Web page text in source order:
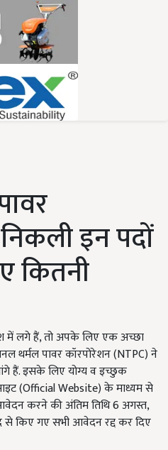
इन पदों
कितनी
में लगे हैं, तो अपके लिए एक अच्छा
थर्मल पावर कॉरपोरेशन (NTPC) ने
हैं. इसके लिए योग्य व इच्छुक
(Official Website) के माध्यम से
करने की अंतिम तिथि 6 अगस्त,
से किए गए सभी आवेदन रद्द कर दिए